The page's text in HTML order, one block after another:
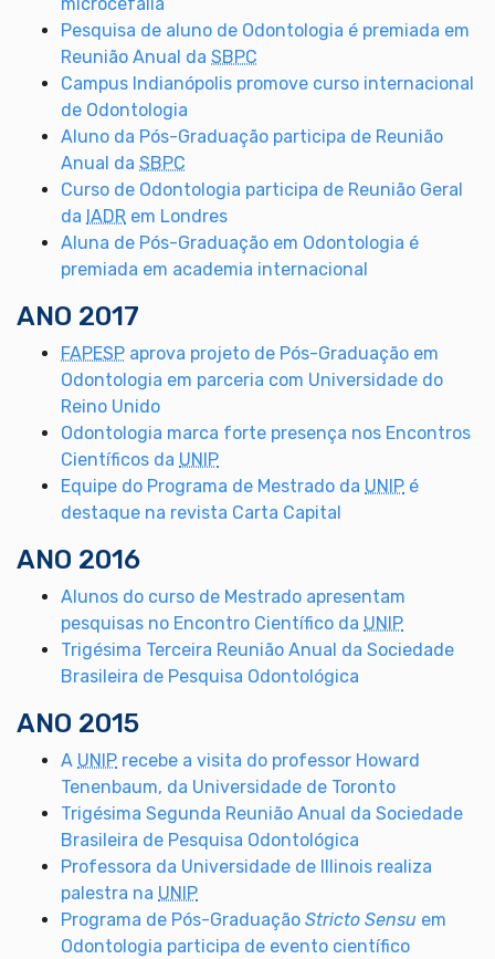
Pesquisa de aluno de Odontologia é premiada em
Reunião Anual da SBPC
Campus Indianópolis promove curso internacional
de Odontologia
Aluno da Pós-Graduação participa de Reunião
Anual da SBPC
Curso de Odontologia participa de Reunião Geral
da IADR em Londres
Aluna de Pós-Graduação em Odontologia é
premiada em academia internacional
ANO 2017
FAPESP aprova projeto de Pós-Graduação em
Odontologia em parceria com Universidade do
Reino Unido
Odontologia marca forte presença nos Encontros
Científicos da UNIP
Equipe do Programa de Mestrado da UNIP é
destaque na revista Carta Capital
ANO 2016
Alunos do curso de Mestrado apresentam
pesquisas no Encontro Científico da UNIP
Trigésima Terceira Reunião Anual da Sociedade
Brasileira de Pesquisa Odontológica
ANO 2015
A UNIP recebe a visita do professor Howard
Tenenbaum, da Universidade de Toronto
Trigésima Segunda Reunião Anual da Sociedade
Brasileira de Pesquisa Odontológica
Professora da Universidade de Illinois realiza
palestra na UNIP
Programa de Pós-Graduação Stricto Sensu em
Odontologia participa de evento científico